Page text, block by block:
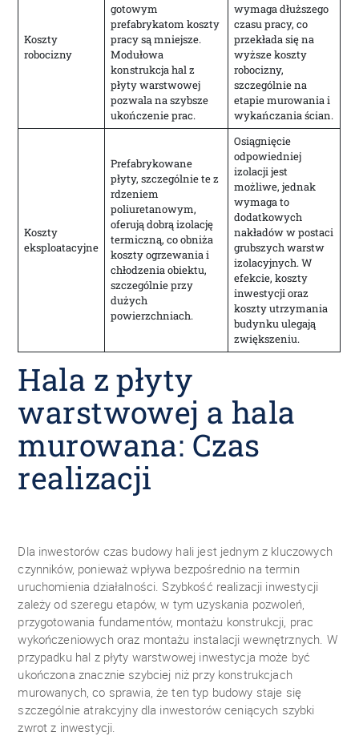
Koszty
robocizny
gotowym
prefabrykatom koszty
pracy są mniejsze.
Modułowa
konstrukcja hal z
płyty warstwowej
pozwala na szybsze
ukończenie prac.
wymaga dłuższego
czasu pracy, co
przekłada się na
wyższe koszty
robocizny,
szczególnie na
etapie murowania i
wykańczania ścian.
Koszty
eksploatacyjne
Prefabrykowane
płyty, szczególnie te z
rdzeniem
poliuretanowym,
oferują dobrą izolację
termiczną, co obniża
koszty ogrzewania i
chłodzenia obiektu,
szczególnie przy
dużych
powierzchniach.
Osiągnięcie
odpowiedniej
izolacji jest
możliwe, jednak
wymaga to
dodatkowych
nakładów w postaci
grubszych warstw
izolacyjnych. W
efekcie, koszty
inwestycji oraz
koszty utrzymania
budynku ulegają
zwiększeniu.
Hala z płyty
warstwowej a hala
murowana: Czas
realizacji
Dla inwestorów czas budowy hali jest jednym z kluczowych
czynników, ponieważ wpływa bezpośrednio na termin
uruchomienia działalności. Szybkość realizacji inwestycji
zależy od szeregu etapów, w tym uzyskania pozwoleń,
przygotowania fundamentów, montażu konstrukcji, prac
wykończeniowych oraz montażu instalacji wewnętrznych. W
przypadku hal z płyty warstwowej inwestycja może być
ukończona znacznie szybciej niż przy konstrukcjach
murowanych, co sprawia, że ten typ budowy staje się
szczególnie atrakcyjny dla inwestorów ceniących szybki
zwrot z inwestycji.